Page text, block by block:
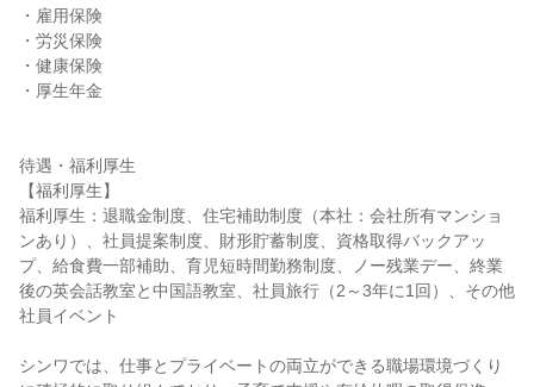
・雇用保険
・労災保険
・健康保険
・厚生年金
待遇・福利厚生
【福利厚生】
福利厚生：退職金制度、住宅補助制度（本社：会社所有マンショ
ンあり）、社員提案制度、財形貯蓄制度、資格取得バックアッ
プ、給食費一部補助、育児短時間勤務制度、ノー残業デー、終業
後の英会話教室と中国語教室、社員旅行（2～3年に1回）、その他
社員イベント
シンワでは、仕事とプライベートの両立ができる職場環境づくり